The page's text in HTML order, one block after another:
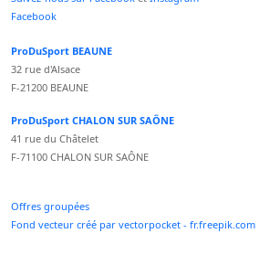
Facebook
ProDuSport BEAUNE
32 rue d'Alsace
F-21200 BEAUNE
ProDuSport CHALON SUR SAÔNE
41 rue du Châtelet
F-71100 CHALON SUR SAÔNE
Offres groupées
Fond vecteur créé par vectorpocket - fr.freepik.com